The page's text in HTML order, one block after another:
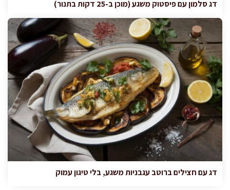
דג סלמון עם פיסטוק משגע (מוכן ב-25 דקות בתנור)
דג עם חצילים ברוטב עגבניות משגע, בלי טיגון עמוק